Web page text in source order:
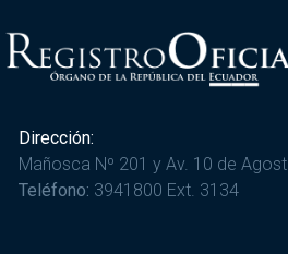
Dirección:
Mañosca Nº 201 y Av. 10 de
Teléfono: 3941800 Ext. 3134